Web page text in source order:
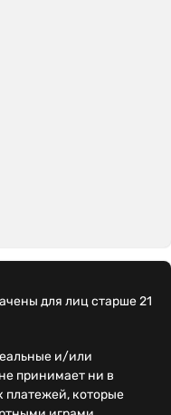
для лиц старше 21
и/или
принимает ни в
платежей, которые